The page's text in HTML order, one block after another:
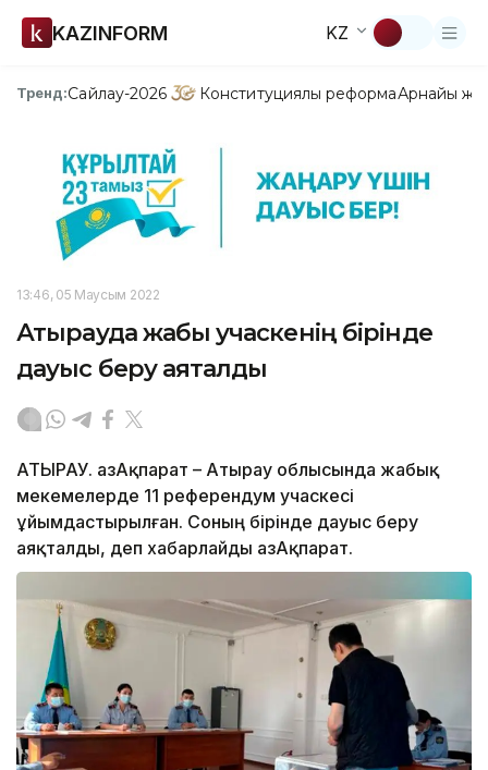
KAZINFORM KZ
Тренд:Сайлау-2026 Конституциялық реформаАрнайы
13:46, 05 Маусым 2022
Атырауда жабық учаскенің бірінде
дауыс беру аяқталды
АТЫРАУ. ҚазАқпарат – Атырау облысында жабық
мекемелерде 11 референдум учаскесі
ұйымдастырылған. Соның бірінде дауыс беру
аяқталды, деп хабарлайды ҚазАқпарат.